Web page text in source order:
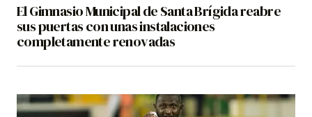
El Gimnasio Municipal de Santa Brígida reabre
sus puertas con unas instalaciones
completamente renovadas